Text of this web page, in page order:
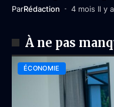
ParRédaction 4 mois Il y a
À ne pas
ÉCONOMIE